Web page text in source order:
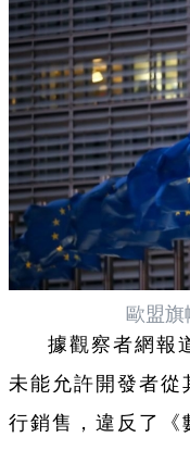
歐盟
據觀察者網報
未能允許開發者從
行銷售，違反了《